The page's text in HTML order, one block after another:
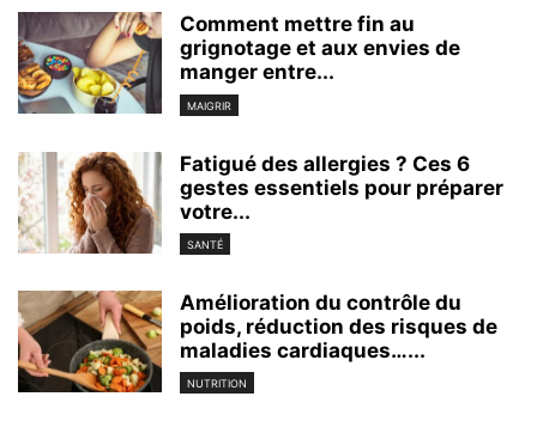
Comment mettre fin au
grignotage et aux envies de
manger entre...
MAIGRIR
Fatigué des allergies ? Ces 6
gestes essentiels pour préparer
votre...
SANTÉ
Amélioration du contrôle du
poids, réduction des risques de
maladies cardiaques…...
NUTRITION